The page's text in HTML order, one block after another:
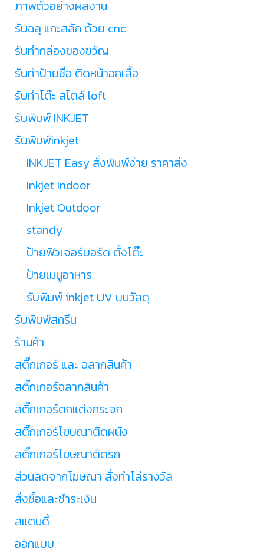
ภาพตัวอย่างผลงาน
รับฉลุ แกะสลัก ด้วย cnc
รับทำกล่องของขวัญ
รับทำป้ายชื่อ ติดหน้าอกเสื้อ
รับทำโต๊ะ สไตล์ loft
รับพิมพ์ INKJET
รับพิมพ์inkjet
INKJET Easy สั่งพิมพ์ง่าย ราคาส่ง
Inkjet Indoor
Inkjet Outdoor
standy
ป้ายฟิวเจอร์บอร์ด ตั้งโต๊ะ
ป้ายเมนูอาหาร
รับพิมพ์ inkjet UV บนวัสดุ
รับพิมพ์สกรีน
ร้านค้า
สติ๊กเกอร์ และ ฉลากสินค้า
สติ๊กเกอร์ฉลากสินค้า
สติ๊กเกอร์ตกแต่งกระจก
สติ๊กเกอร์โฆษณาติดผนัง
สติ๊กเกอร์โฆษณาติดรถ
ส่วนลดจากโฆษณา สั่งทำโล่รางวัล
สั่งซื้อและชำระเงิน
สแตนดี้
ออกแบบ